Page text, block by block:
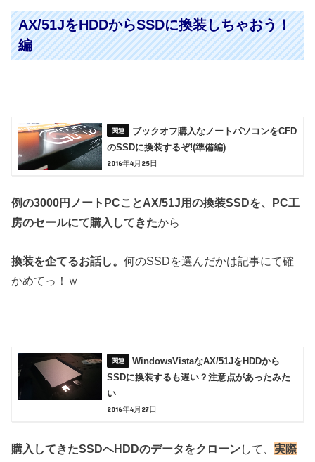
AX/51JをHDDからSSDに換装しちゃおう！
編
ブックオフ購入なノートパソコンをCFD
のSSDに換装するぞ!(準備編)
2016年4月25日
例の3000円ノートPCことAX/51J用の換装SSDを、PC工
房のセールにて購入してきたから
換装を企てるお話し。何のSSDを選んだかは記事にて確
かめてっ！ｗ
WindowsVistaなAX/51JをHDDから
SSDに換装するも遅い？注意点があったみた
い
2016年4月27日
購入してきたSSDへHDDのデータをクローンして、実際